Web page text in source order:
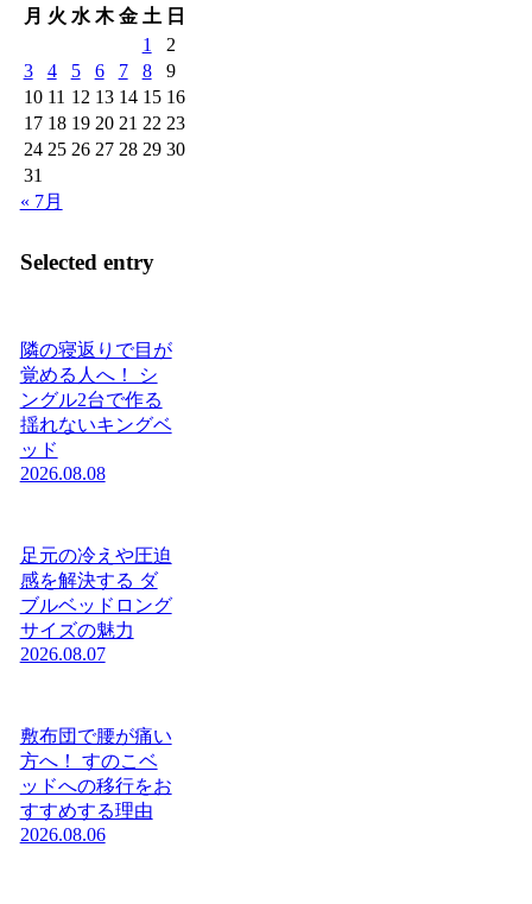
月 火 水 木 金 土 日
1
2
3
4 5 6 7 8
9
10 11 12 13 14 15 16
17 18 19 20 21 22 23
24 25 26 27 28 29 30
31
« 7月
Selected entry
隣の寝返りで目が
覚める人へ！ シ
ングル2台で作る
揺れないキングベ
ッド
2026.08.08
足元の冷えや圧迫
感を解決する ダ
ブルベッドロング
サイズの魅力
2026.08.07
敷布団で腰が痛い
方へ！ すのこベ
ッドへの移行をお
すすめする理由
2026.08.06